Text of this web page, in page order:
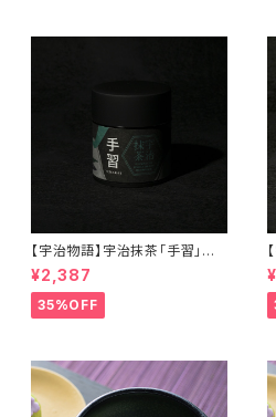
【宇治物語】宇治抹茶「手習」～
おくみどりシングルオリジン＜在
庫一掃セール！＞
¥2,387
35%OFF